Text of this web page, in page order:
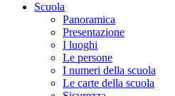
Scuola
Panoramica
Presentazione
I luoghi
Le persone
I numeri della scuola
Le carte della scuola